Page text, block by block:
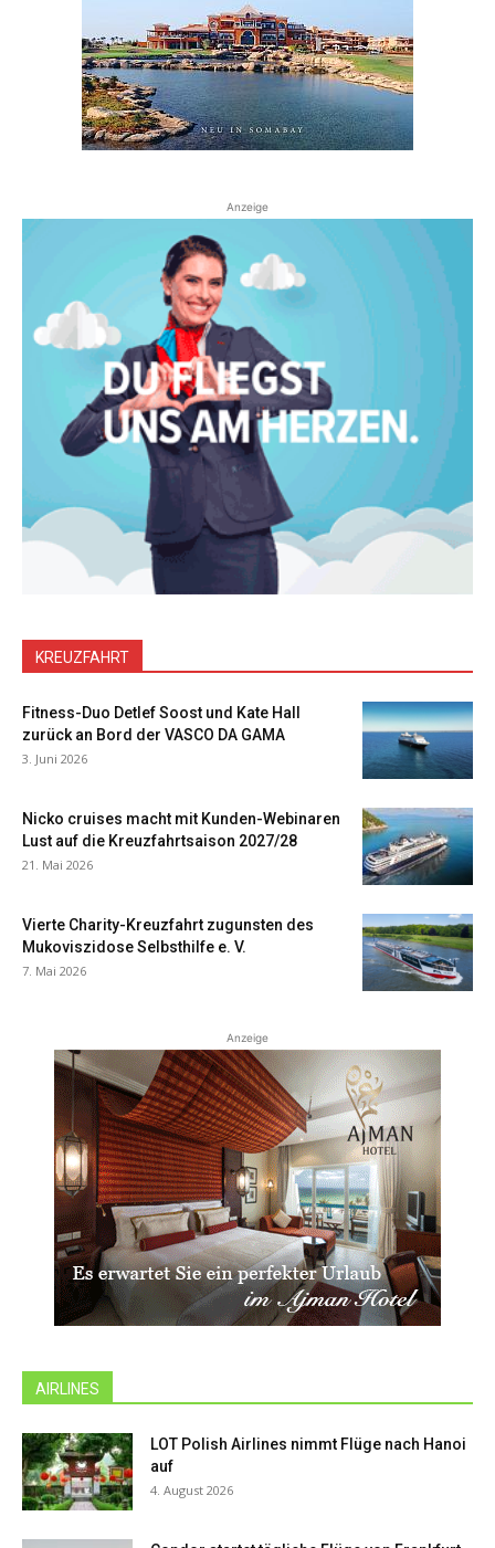
Anzeige
KREUZFAHRT
Fitness-Duo Detlef Soost und Kate Hall
zurück an Bord der VASCO DA GAMA
3. Juni 2026
Nicko cruises macht mit Kunden-Webinaren
Lust auf die Kreuzfahrtsaison 2027/28
21. Mai 2026
Vierte Charity-Kreuzfahrt zugunsten des
Mukoviszidose Selbsthilfe e. V.
7. Mai 2026
Anzeige
AIRLINES
LOT Polish Airlines nimmt Flüge nach Hanoi
auf
4. August 2026